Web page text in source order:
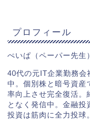
プロフィール
ぺいぱ（ペーパー先生）
40代の元IT企業勤務
中。個別株と暗号資産
率向上させ完全復活。
となく発信中。金融投
投資は筋肉に全力投球